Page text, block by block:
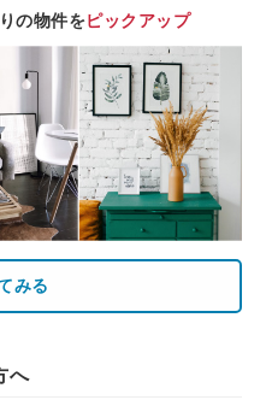
の物件をピックアップ
みる
へ